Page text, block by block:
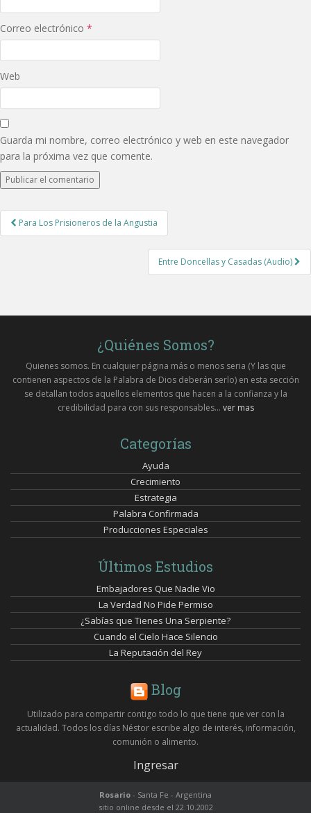
Correo electrónico *
Web
Guarda mi nombre, correo electrónico y web en este navegador
para la próxima vez que comente.
Post
navigation
Para Los Prisioneros de la Angustia
Entre Doncellas y Casadas (Audio)
¿Quiénes Somos?
Quienes somos. En cualquier página más o menos seria (Y las que
contienen aspectos de la Palabra de Dios deberán serlo) en esta sección
se detallan todos aquellos elementos que hacen a la confianza y la
credibilidad para con sus responsables... ver mas
Categorías
Ayuda
Crecimiento
Estrategia
Palabra Confirmada
Producciones Especiales
Últimos Estudios
Embajadores Que Nadie Vio
La Verdad No Pide Permiso
¿Sabías que Tienes Una Serpiente?
Cuando el Cielo Hace Silencio
La Reputación del Rey
Blog
Utilizado para compartir contigo todo lo que tiene que ver con la
actualidad. Todos los días Néstor escribe algo de interés, información,
comunión o alimento.
Ingresar
Rosario - Santa Fe - Argentina
sitio online desde el 22.10.2002